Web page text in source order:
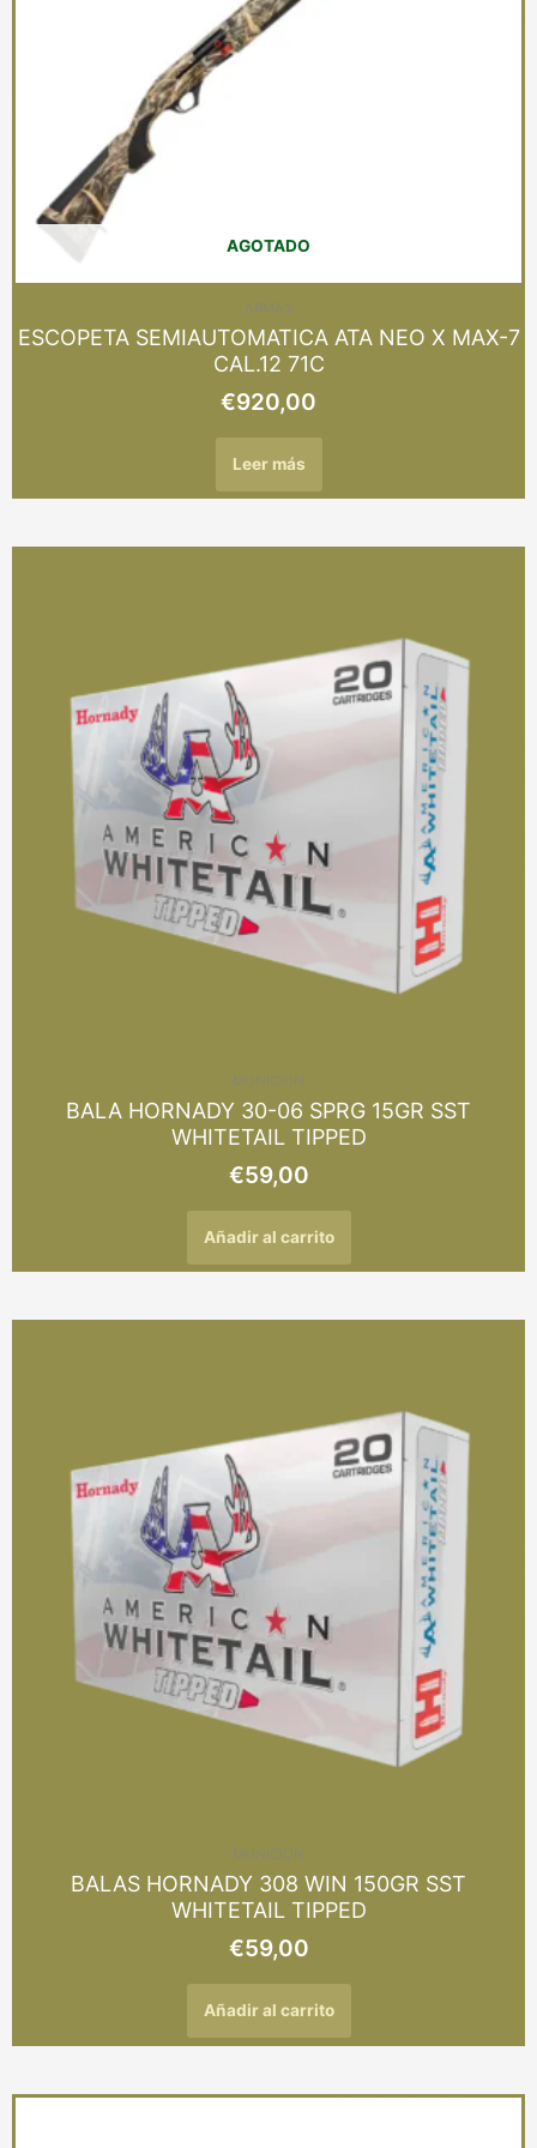
AGOTADO
ARMAS
ESCOPETA SEMIAUTOMATICA ATA NEO X MAX-7
CAL.12 71C
€920,00
Leer más
MUNICION
BALA HORNADY 30-06 SPRG 15GR SST
WHITETAIL TIPPED
€59,00
Añadir al carrito
MUNICION
BALAS HORNADY 308 WIN 150GR SST
WHITETAIL TIPPED
€59,00
Añadir al carrito